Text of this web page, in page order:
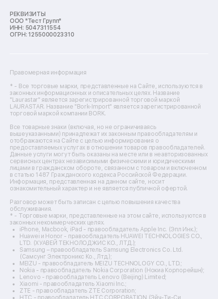
Ремонт морозильных камер
Ремонт отпаривателей
Ремонт плоттеров
Ремонт фенов
Ремонт цифровых биноклей
Ремонт тепловизоров
Ремонт массажных кресел
Ремонт водонагревателей
Ремонт вытяжек
Ремонт источников бесперебойного питания
Ремонт пароварок
Ремонт микшерных пультов
Ремонт dj-пультов
Ремонт кухонных плит
Ремонт стедикамов
Ремонт оптических прицелов
Ремонт электровелосипедов
Ремонт видеокамер
Ремонт эхолотов
Ремонт 3d-принтеров
Ремонт прицелов ночного видения
Ремонт винных шкафов
Ремонт выпрямителей
Ремонт сушилок для рук
Ремонт дальномеров
Ремонт снегоуборщиков
РЕКВИЗИТЫ
ООО "Тест Групп"
ИНН: 5047311554
ОГРН: 1255000023310
Правомерная информация
* - Все торговые марки, представленные на Сайте, используются в
законных информационных и описательных целях. Название
"Laurastar" является зарегистрированной торговой маркой
LAURASTAR. Название "Bork-Import" является зарегистрированной
торговой маркой компании BORK.
Все товарные знаки (включая, но не ограничиваясь
вышеуказанными) принадлежат их законным правообладателям и
отображаются на Сайте с целью информирования о
предоставляемых услугах в отношении товаров правообладателей.
Данные услуги могут быть оказаны на месте или в неавторизованных
сервисных центрах независимыми физическими и юридическими
лицами в гражданском обороте, связанном с товаром и включенном
в статью 1487 Гражданского кодекса Российской Федерации.
Информация, представленная на данном сайте, носит
ознакомительный характер и не является публичной офертой.
Разговор может быть записан с целью повышения качества
обслуживания.
* - Торговые марки, представленные на этом сайте, используются в
законных некоммерческих целях.
iPhone, Macbook, iPad - правообладатель Apple Inc. (Эпл Инк.);
Huawei и Honor - правообладатель HUAWEI TECHNOLOGIES CO.,
LTD. (ХУАВЕЙ ТЕКНОЛОДЖИС КО., ЛТД.);
Samsung – правообладатель Samsung Electronics Co. Ltd.
(Самсунг Электроникс Ко., Лтд.);
MEIZU - правообладатель MEIZU TECHNOLOGY CO., LTD.;
Nokia - правообладатель Nokia Corporation (Нокиа Корпорейшн);
Lenovo - правообладатель Lenovo (Beijing) Limited;
Xiaomi - правообладатель Xiaomi Inc.;
ZTE - правообладатель ZTE Corporation;
HTC - правообладатель HTC CORPORATION (Эйч-Ти-Си